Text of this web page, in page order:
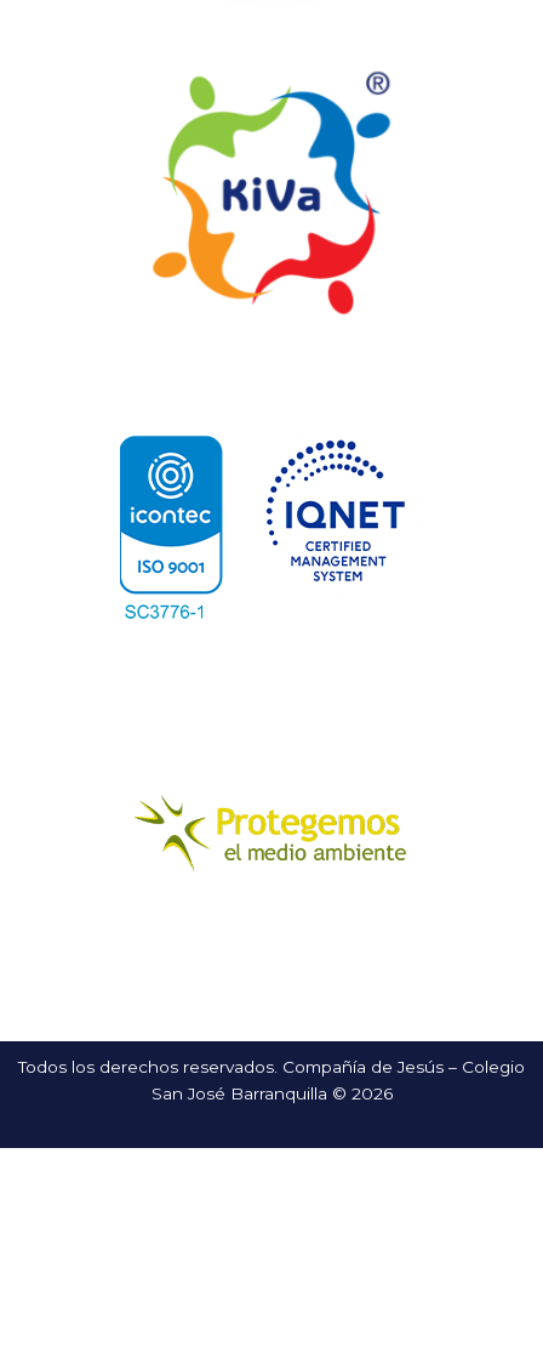
Todos los derechos reservados. Compañía de Jesús – Colegio
San José Barranquilla © 2026